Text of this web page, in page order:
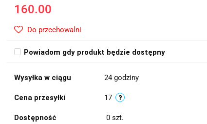
160.00
Do przechowalni
Powiadom gdy produkt będzie dostępny
Wysyłka w ciągu 24 godziny
Cena przesyłki 17
Dostępność 0 szt.